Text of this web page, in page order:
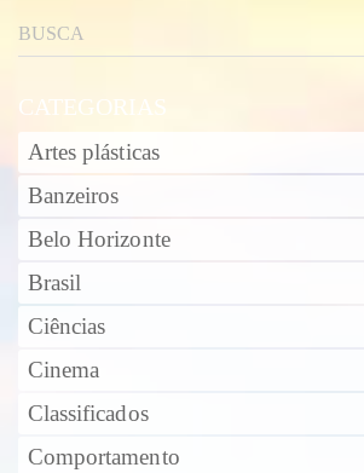
CATEGORIAS
Artes plásticas
Banzeiros
Belo Horizonte
Brasil
Ciências
Cinema
Classificados
Comportamento